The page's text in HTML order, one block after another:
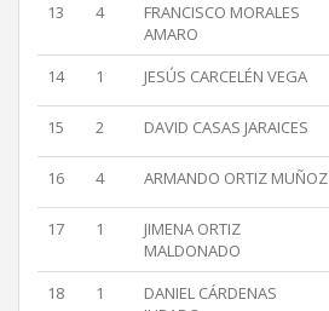
13 4
FRANCISCO MORALES
AMARO
14 1 JESÚS CARCELÉN VEGA
15 2 DAVID CASAS JARAICES
16 4 ARMANDO ORTIZ MUÑOZ
17 1
JIMENA ORTIZ
MALDONADO
18 1
DANIEL CÁRDENAS